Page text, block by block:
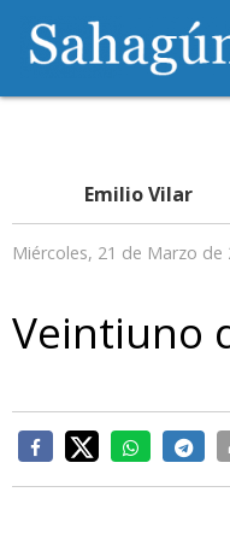
Emilio Vilar
Miércoles, 21 de Marzo de
Veintiuno